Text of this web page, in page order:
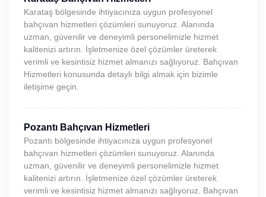
Karataş bölgesinde ihtiyacınıza uygun profesyonel
bahçıvan hizmetleri çözümleri sunuyoruz. Alanında
uzman, güvenilir ve deneyimli personelimizle hizmet
kalitenizi artırın. İşletmenize özel çözümler üreterek
verimli ve kesintisiz hizmet almanızı sağlıyoruz. Bahçıvan
Hizmetleri konusunda detaylı bilgi almak için bizimle
iletişime geçin.
Pozantı Bahçıvan Hizmetleri
Pozantı bölgesinde ihtiyacınıza uygun profesyonel
bahçıvan hizmetleri çözümleri sunuyoruz. Alanında
uzman, güvenilir ve deneyimli personelimizle hizmet
kalitenizi artırın. İşletmenize özel çözümler üreterek
verimli ve kesintisiz hizmet almanızı sağlıyoruz. Bahçıvan